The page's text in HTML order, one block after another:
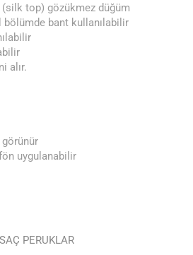
top) gözükmez düğüm
bant kullanılabilir
alır.
görünür
uygulanabilir
PERUKLAR